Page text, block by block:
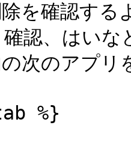
を確認する
確認、はい
次のアプリ
%}